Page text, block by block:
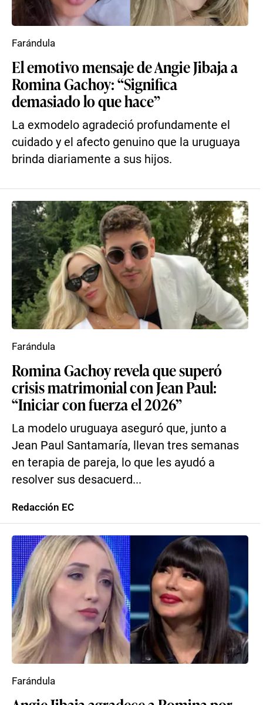
El emotivo mensaje de Angie Jibaja a
Romina Gachoy: “Significa
demasiado lo que hace”
La exmodelo agradeció profundamente el
cuidado y el afecto genuino que la uruguaya
brinda diariamente a sus hijos.
Farándula
Romina Gachoy revela que superó
crisis matrimonial con Jean Paul:
“Iniciar con fuerza el 2026”
La modelo uruguaya aseguró que, junto a
Jean Paul Santamaría, llevan tres semanas
en terapia de pareja, lo que les ayudó a
resolver sus desacuerd...
Farándula
Redacción EC
Farándula